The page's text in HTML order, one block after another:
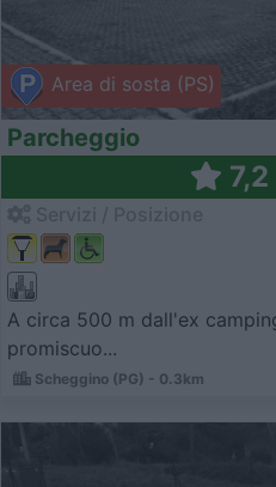
Area di sosta (PS)
Parcheggio
7,2
A circa 500 m dall'ex
promiscuo...
Scheggino (PG) - 0.3km